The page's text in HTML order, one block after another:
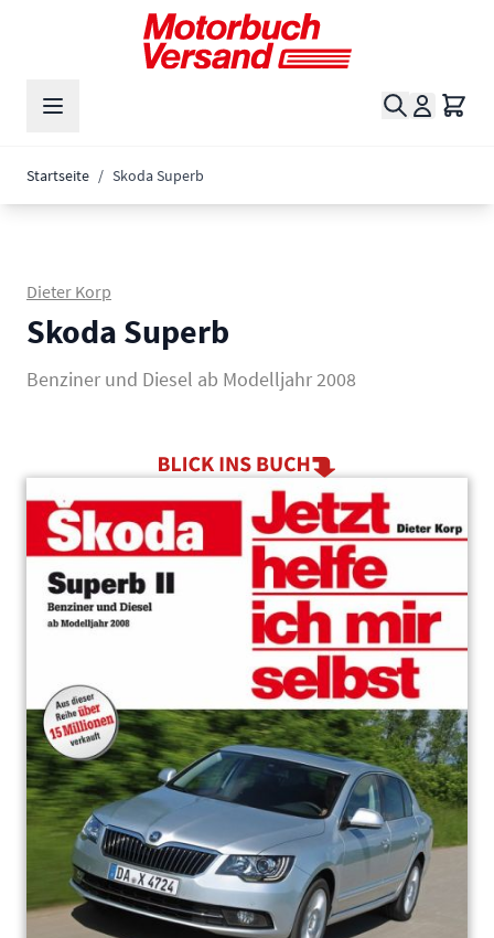
Zum Inhalt springen
Suche
Startseite / Skoda Superb
Dieter Korp
Skoda Superb
Benziner und Diesel ab Modelljahr 2008